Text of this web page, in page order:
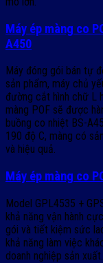
Máy ép màng co
A450
Máy đóng gói bán tự
sản phẩm, máy chủ
đường cắt hình chữ L
màng POF sẽ được
buồng co nhiệt BS-
190 độ C, màng có
và hiệu quả.
Máy ép màng co
Model GPL4535 +
khả năng vận hành
gói và tiết kiệm sức
khả năng làm việc
doanh nghiệp sản xuất.